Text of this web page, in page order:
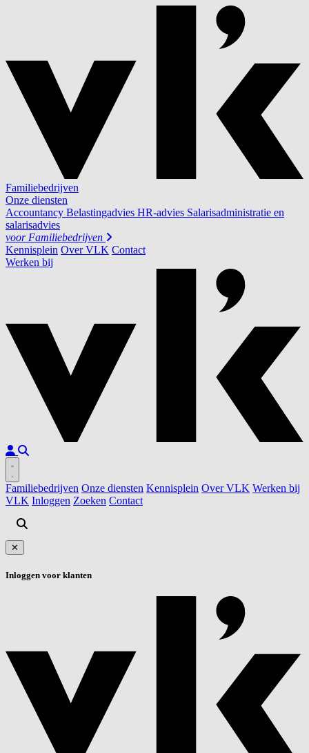
Familiebedrijven
Onze diensten
Accountancy Belastingadvies HR-advies Salarisadministratie en
salarisadvies
voor Familiebedrijven
Kennisplein Over VLK Contact
Werken bij
Familiebedrijven Onze diensten Kennisplein Over VLK Werken bij
VLK Inloggen Zoeken Contact
✕
Inloggen voor klanten